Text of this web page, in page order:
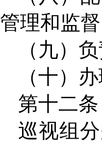
管理和监督
（九）
（十）
第十二条
巡视组